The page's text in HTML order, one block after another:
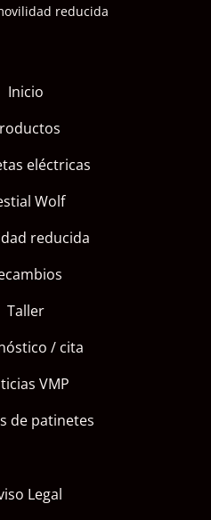
reducida
Inicio
eléctricas
Wolf
reducida
Taller
/ cita
VMP
de patinetes
Legal